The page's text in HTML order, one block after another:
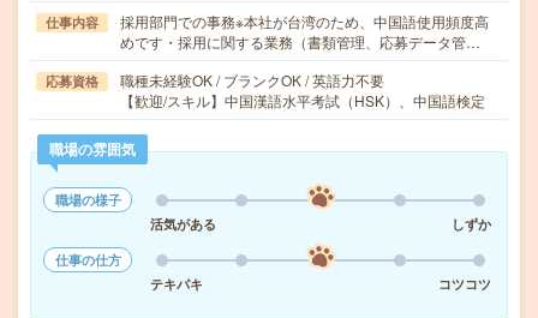
仕事内容
採用部門での事務※本社が台湾のため、中国語使用頻度高
めです・採用に関する業務（書類管理、応募データ管…
応募資格
職種未経験OK / ブランクOK / 英語力不要
【歓迎/スキル】中国漢語水平考試（HSK）、中国語検定
職場の雰囲気
職場の様子
活気がある
しずか
仕事の仕方
テキパキ
コツコツ